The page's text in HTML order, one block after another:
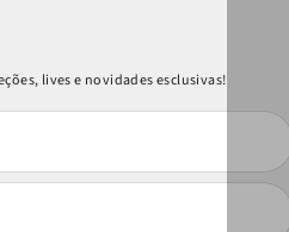
lives e novidades esclusivas!